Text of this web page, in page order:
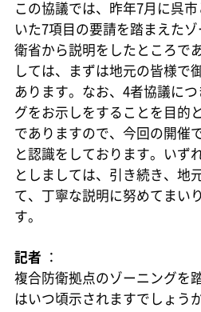
この協議では、昨年7月に呉
いた7項目の要請を踏まえた
衛省から説明をしたところで
しては、まずは地元の皆様で
あります。なお、4者協議に
グをお示しをすることを目的
でありますので、今回の開催
と認識をしております。いず
としましては、引き続き、地
て、丁寧な説明に努めてまい
す。
記者 ：
複合防衛拠点のゾーニングを
はいつ頃示されますでしょう